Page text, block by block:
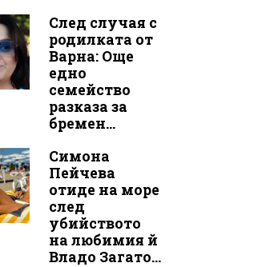
След случая с
родилката от
Варна: Още
едно
семейство
разказа за
бремен...
Симона
Пейчева
отиде на море
след
убийството
на любимия й
Владо Загато...